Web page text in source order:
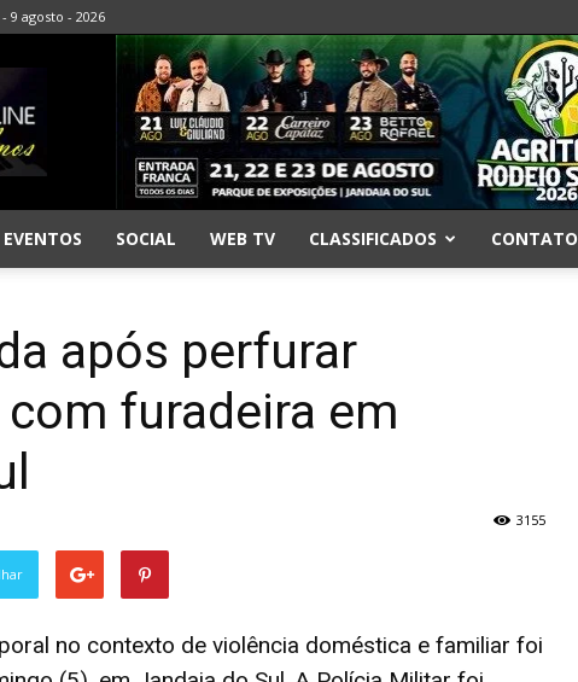
9 agosto - 2026
SOCIAL WEB TV CLASSIFICADOS CONTATO
após perfurar
furadeira em
3155
no contexto de violência doméstica e familiar foi